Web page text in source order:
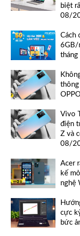
biệt
08/
Cách
6GB/
thông
Vivo
điện
Z và
08/
Acer
kế
nghệ
cực
bức